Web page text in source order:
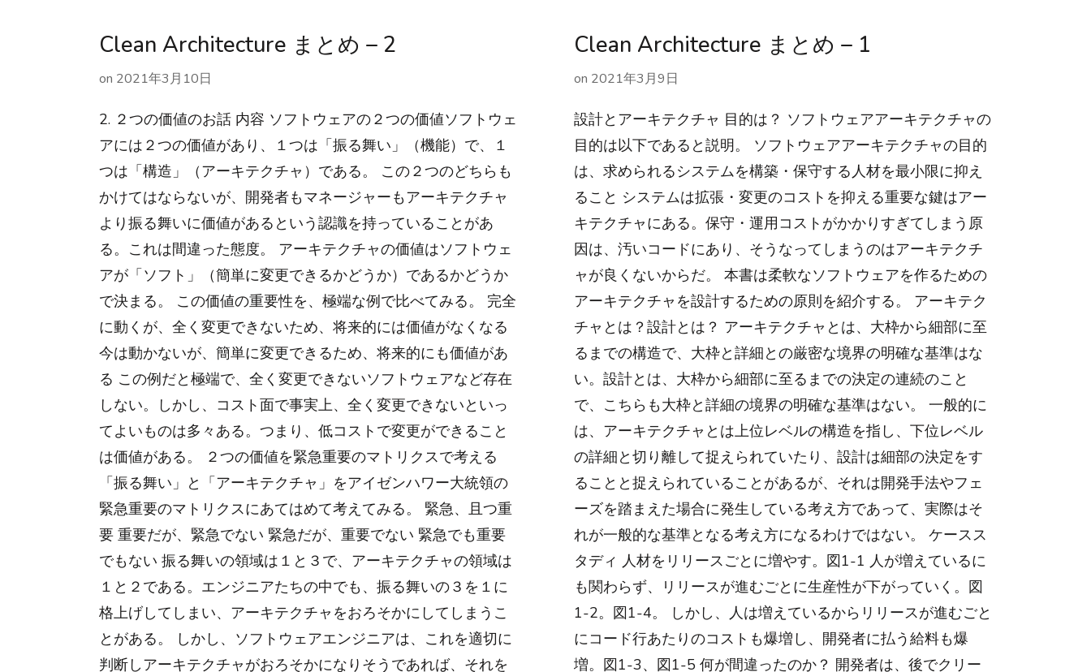
Clean Architecture まとめ – 2
on 2021年3月10日
2. ２つの価値のお話 内容 ソフトウェアの２つの価値ソフトウェ
アには２つの価値があり、１つは「振る舞い」（機能）で、１
つは「構造」（アーキテクチャ）である。 この２つのどちらも
かけてはならないが、開発者もマネージャーもアーキテクチャ
より振る舞いに価値があるという認識を持っていることがあ
る。これは間違った態度。 アーキテクチャの価値はソフトウェ
アが「ソフト」（簡単に変更できるかどうか）であるかどうか
で決まる。 この価値の重要性を、極端な例で比べてみる。 完全
に動くが、全く変更できないため、将来的には価値がなくなる
今は動かないが、簡単に変更できるため、将来的にも価値があ
る この例だと極端で、全く変更できないソフトウェアなど存在
しない。しかし、コスト面で事実上、全く変更できないといっ
てよいものは多々ある。つまり、低コストで変更ができること
は価値がある。 ２つの価値を緊急重要のマトリクスで考える
「振る舞い」と「アーキテクチャ」をアイゼンハワー大統領の
緊急重要のマトリクスにあてはめて考えてみる。 緊急、且つ重
要 重要だが、緊急でない 緊急だが、重要でない 緊急でも重要
でもない 振る舞いの領域は１と３で、アーキテクチャの領域は
１と２である。エンジニアたちの中でも、振る舞いの３を１に
格上げしてしまい、アーキテクチャをおろそかにしてしまうこ
とがある。 しかし、ソフトウェアエンジニアは、これを適切に
判断しアーキテクチャがおろそかになりそうであれば、それを
Clean Architecture まとめ – 1
on 2021年3月9日
設計とアーキテクチャ 目的は？ ソフトウェアアーキテクチャの
目的は以下であると説明。 ソフトウェアアーキテクチャの目的
は、求められるシステムを構築・保守する人材を最小限に抑え
ること システムは拡張・変更のコストを抑える重要な鍵はアー
キテクチャにある。保守・運用コストがかかりすぎてしまう原
因は、汚いコードにあり、そうなってしまうのはアーキテクチ
ャが良くないからだ。 本書は柔軟なソフトウェアを作るための
アーキテクチャを設計するための原則を紹介する。 アーキテク
チャとは？設計とは？ アーキテクチャとは、大枠から細部に至
るまでの構造で、大枠と詳細との厳密な境界の明確な基準はな
い。設計とは、大枠から細部に至るまでの決定の連続のこと
で、こちらも大枠と詳細の境界の明確な基準はない。 一般的に
は、アーキテクチャとは上位レベルの構造を指し、下位レベル
の詳細と切り離して捉えられていたり、設計は細部の決定をす
ることと捉えられていることがあるが、それは開発手法やフェ
ーズを踏まえた場合に発生している考え方であって、実際はそ
れが一般的な基準となる考え方になるわけではない。 ケースス
タディ 人材をリリースごとに増やす。図1-1 人が増えているに
も関わらず、リリースが進むごとに生産性が下がっていく。図
1-2。図1-4。 しかし、人は増えているからリリースが進むごと
にコード行あたりのコストも爆増し、開発者に払う給料も爆
増。図1-3、図1-5 何が間違ったのか？ 開発者は、後でクリー